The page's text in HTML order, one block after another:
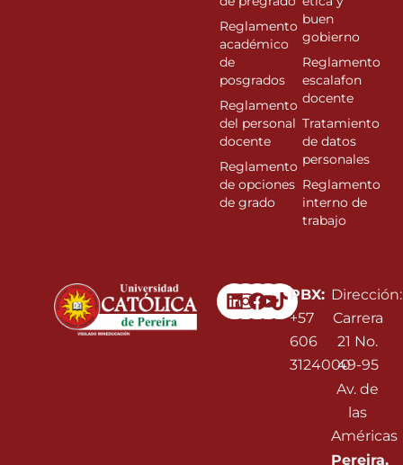
Linkedin
Instagram
Facebook
Youtube
PBX:
+57
606
3124000
Dirección:
Carrera
21 No.
49-95
Av. de
las
Américas
Pereira,
Reglamento
académico
de
posgrados
Reglamento
del personal
docente
Reglamento
de opciones
de grado
buen
gobierno
Reglamento
escalafon
docente
Tratamiento
de datos
personales
Reglamento
interno de
trabajo